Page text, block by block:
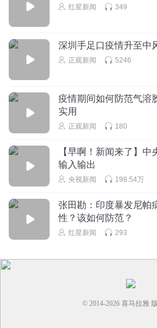
红星新闻 349
深圳手足口疫情升至中
正观新闻 5246
疫情期间如何防范气溶
实用
正观新闻 180
【早啊！新闻来了】
输入输出
央视新闻 198.54万
张田勘：印度暴发尼帕
性？该如何防范？
红星新闻 293
© 2014-2026 喜马拉雅